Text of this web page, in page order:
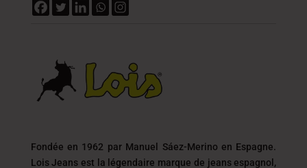
Fondée en 1962 par Manuel Sáez-Merino en Espagne.
Lois Jeans est la légendaire marque de jeans espagnol,